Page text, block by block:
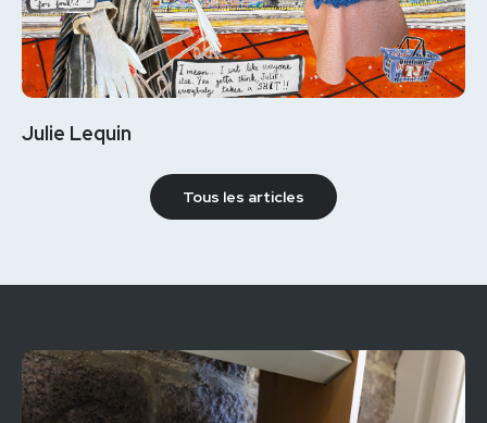
Julie Lequin
Tous les articles